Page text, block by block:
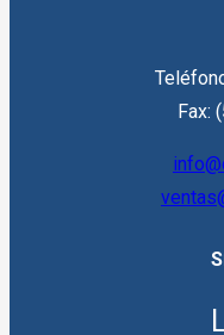
Fax: